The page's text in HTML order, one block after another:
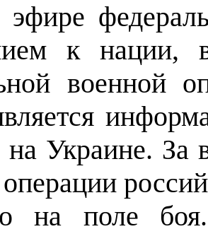
к нации,
военной
Украине. За
на поле